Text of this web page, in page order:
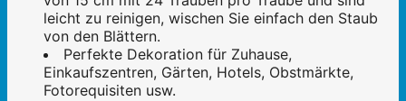
leicht zu reinigen, wischen Sie einfach den Staub
von den Blättern.
Perfekte Dekoration für Zuhause,
Einkaufszentren, Gärten, Hotels, Obstmärkte,
Fotorequisiten usw.